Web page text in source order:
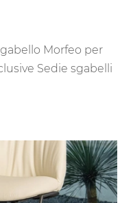
Morfeo per
Sedie sgabelli